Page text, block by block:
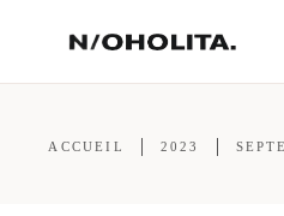
ACCUEIL 2023